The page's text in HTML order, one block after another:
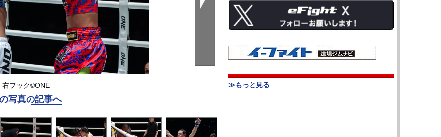
右フック©️ONE
写真の記事へ
≫もっと見る